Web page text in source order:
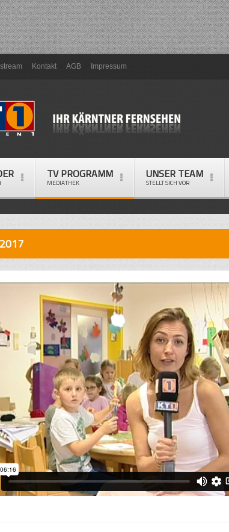
Kontakt AGB Impressum
TV PROGRAMM
MEDIATHEK
UNSER TEAM
STELLT SICH VOR